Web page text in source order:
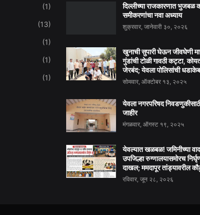
(1)
(13)
(1)
(1)
(1)
दिल्लीच्या राजकारणात भुजबळ
समीकरणांचा नवा अध्याय
शुक्रवार, जानेवारी ३०, २०२६
खुनाची सुपारी घेऊन जीवघेणी
गुंडांची टोळी गावठी कट्टा,
जेरबंद; येवला पोलिसांची
सोमवार, ऑक्टोबर १३, २०२५
येवला नगरपरिषद
जाहीर
मंगळवार, ऑगस्ट १९, २०२५
येवल्यात खळबळ! जमिनीच्या
उपजिल्हा रुग्णालयासमोरच
दाखल; ममदापूर तांड्यावरील
रविवार, जून २८, २०२६